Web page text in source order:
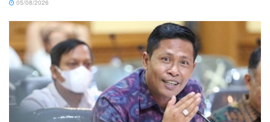
05/08/2026